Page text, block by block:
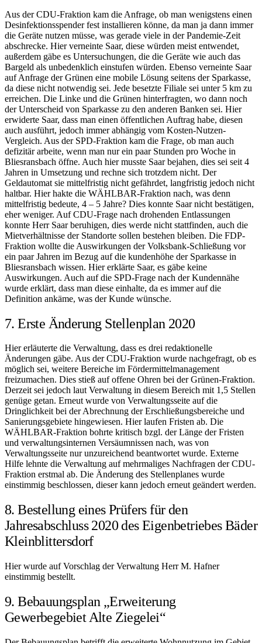
Aus der CDU-Fraktion kam die Anfrage, ob man wenigstens einen
Desinfektionsspender fest installieren könne, da man ja dann immer
die Geräte nutzen müsse, was gerade viele in der Pandemie-Zeit
abschrecke. Hier verneinte Saar, diese würden meist entwendet,
außerdem gäbe es Untersuchungen, die die Geräte wie auch das
Bargeld als unbedenklich einstufen würden. Ebenso verneinte Saar
auf Anfrage der Grünen eine mobile Lösung seitens der Sparkasse,
da diese nicht notwendig sei. Jede besetzte Filiale sei unter 5 km zu
erreichen. Die Linke und die Grünen hinterfragten, wo dann noch
der Unterscheid von Sparkasse zu den anderen Banken sei. Hier
erwiderte Saar, dass man einen öffentlichen Auftrag habe, diesen
auch ausführt, jedoch immer abhängig vom Kosten-Nutzen-
Vergleich. Aus der SPD-Fraktion kam die Frage, ob man auch
defizitär arbeite, wenn man nur ein paar Stunden pro Woche in
Bliesransbach öffne. Auch hier musste Saar bejahen, dies sei seit 4
Jahren in Umsetzung und rechne sich trotzdem nicht. Der
Geldautomat sie mittelfristig nicht gefährdet, langfristig jedoch nicht
haltbar. Hier hakte die WÄHLBAR-Fraktion nach, was denn
mittelfristig bedeute, 4 – 5 Jahre? Dies konnte Saar nicht bestätigen,
eher weniger. Auf CDU-Frage nach drohenden Entlassungen
konnte Herr Saar beruhigen, dies werde nicht stattfinden, auch die
Mietverhältnisse der Standorte sollen bestehen bleiben. Die FDP-
Fraktion wollte die Auswirkungen der Volksbank-Schließung vor
ein paar Jahren im Bezug auf die kundenhöhe der Sparkasse in
Bliesransbach wissen. Hier erklärte Saar, es gäbe keine
Auswirkungen. Auch auf die SPD-Frage nach der Kundennähe
wurde erklärt, dass man diese einhalte, da es immer auf die
Definition ankäme, was der Kunde wünsche.
7. Erste Änderung Stellenplan 2020
Hier erläuterte die Verwaltung, dass es drei redaktionelle
Änderungen gäbe. Aus der CDU-Fraktion wurde nachgefragt, ob es
möglich sei, weitere Bereiche im Fördermittelmanagement
freizumachen. Dies stieß auf offene Ohren bei der Grünen-Fraktion.
Derzeit sei jedoch laut Verwaltung in diesem Bereich mit 1,5 Stellen
genüge getan. Erneut wurde von Verwaltungsseite auf die
Dringlichkeit bei der Abrechnung der Erschließungsbereiche und
Sanierungsgebiete hingewiesen. Hier laufen Fristen ab. Die
WÄHLBAR-Fraktion bohrte kritisch bzgl. der Länge der Fristen
und verwaltungsinternen Versäumnissen nach, was von
Verwaltungsseite nur unzureichend beantwortet wurde. Externe
Hilfe lehnte die Verwaltung auf mehrmaliges Nachfragen der CDU-
Fraktion erstmal ab. Die Änderung des Stellenplanes wurde
einstimmig beschlossen, dieser kann jedoch erneut geändert werden.
8. Bestellung eines Prüfers für den
Jahresabschluss 2020 des Eigenbetriebes Bäder
Kleinblittersdorf
Hier wurde auf Vorschlag der Verwaltung Herr M. Hafner
einstimmig bestellt.
9. Bebauungsplan „Erweiterung
Gewerbegebiet Alte Ziegelei“